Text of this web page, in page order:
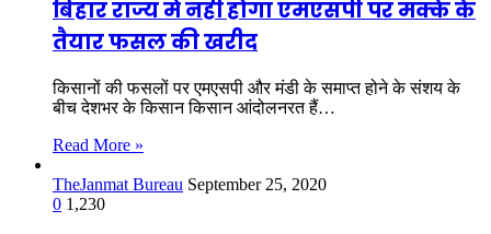
बिहार राज्य में नहीं होगा एमएसपी पर मक्के के
तैयार फसल की खरीद
किसानों की फसलों पर एमएसपी और मंडी के समाप्त होने के संशय के
बीच देशभर के किसान किसान आंदोलनरत हैं…
Read More »
TheJanmat Bureau September 25, 2020
0 1,230